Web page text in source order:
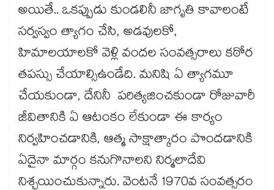
అయితే.. ఒకప్పుడు కుండలినీ జాగృతి కావాలంటే
సర్వస్వం త్యాగం చేసి, అడవులకో,
హిమాలయాలకో వెళ్లి వందల సంవత్సరాలు కఠోర
తపస్సు చేయాల్సిఉండేది. మనిషి ఏ త్యాగమూ
చేయకుండా, దేనినీ పరిత్యజించకుండా రోజువారీ
జీవితానికి ఏ ఆటంకం లేకుండా ఈ కార్యం
నిర్వహించడానికి, ఆత్మ సాక్షాత్కారం పొందడానికి
ఏదైనా మార్గం కనుగొనాలని నిర్మలాదేవి
నిశ్చయించుకున్నారు. వెంటనే 1970వ సంవత్సరం